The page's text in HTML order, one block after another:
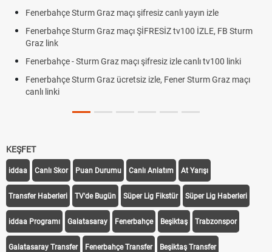
Fenerbahçe Sturm Graz maçı şifresiz canlı yayın izle
Fenerbahçe Sturm Graz maçı ŞİFRESİZ tv100 İZLE, FB Sturm
Graz link
Fenerbahçe - Sturm Graz maçı şifresiz izle canlı tv100 linki
Fenerbahçe Sturm Graz ücretsiz izle, Fener Sturm Graz maçı
canlı linki
KEŞFET
iddaa Canlı Skor Puan Durumu Canlı Anlatım At Yarışı
Transfer Haberleri TV'de Bugün Süper Lig Fikstür Süper Lig Haberleri
iddaa Programı Galatasaray Fenerbahçe Beşiktaş Trabzonspor
Galatasaray Transfer Fenerbahçe Transfer Beşiktaş Transfer